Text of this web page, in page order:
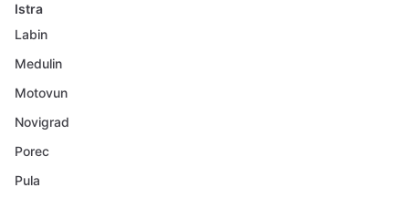
Istra
Labin
Medulin
Motovun
Novigrad
Porec
Pula